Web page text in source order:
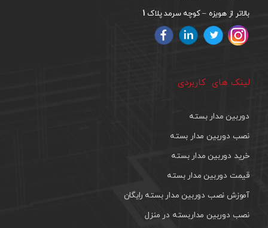
بالاتر از هویزه – کوچه سرمد پلاک 1
لینک های کاربردی
دوربین مدار بسته
نصب دوربین مدار بسته
خرید دوربین مدار بسته
قیمت دوربین مدار بسته
آموزش نصب دوربین مدار بسته رایگان
نصب دوربین مداربسته در منزل